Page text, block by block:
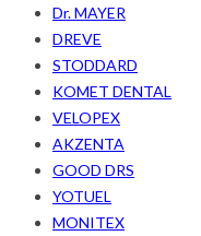
Dr. MAYER
DREVE
STODDARD
KOMET DENTAL
VELOPEX
AKZENTA
GOOD DRS
YOTUEL
MONITEX